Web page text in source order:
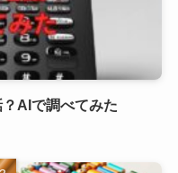
AIで調べてみた